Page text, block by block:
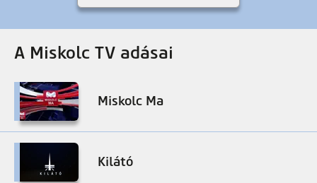
A Miskolc TV adásai
Miskolc Ma
Kilátó